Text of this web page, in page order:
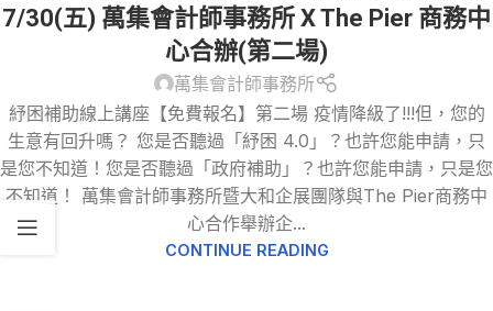
7/30(五) 萬集會計師事務所 X The Pier 商務中
心合辦(第二場)
萬集會計師事務所
紓困補助線上講座【免費報名】第二場 疫情降級了!!!但，您的
生意有回升嗎？ 您是否聽過「紓困 4.0」？也許您能申請，只
是您不知道！您是否聽過「政府補助」？也許您能申請，只是您
不知道！ 萬集會計師事務所暨大和企展團隊與The Pier商務中
心合作舉辦企...
CONTINUE READING